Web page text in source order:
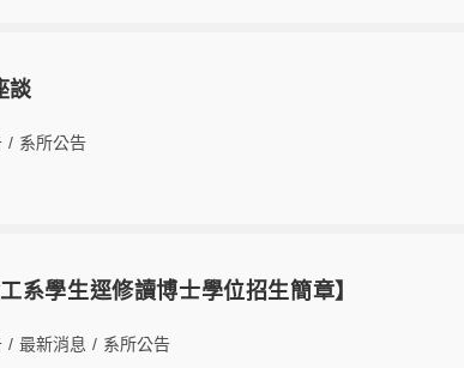
談
/ 系所公告
系學生逕修讀博士學位招生簡章】
/ 最新消息 / 系所公告